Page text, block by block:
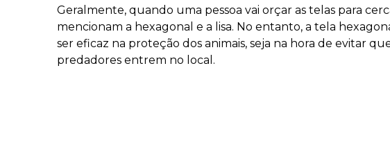
Geralmente, quando uma pessoa vai orçar as telas para
mencionam a hexagonal e a lisa. No entanto, a tela
ser eficaz na proteção dos animais, seja na hora de evitar
predadores entrem no local.